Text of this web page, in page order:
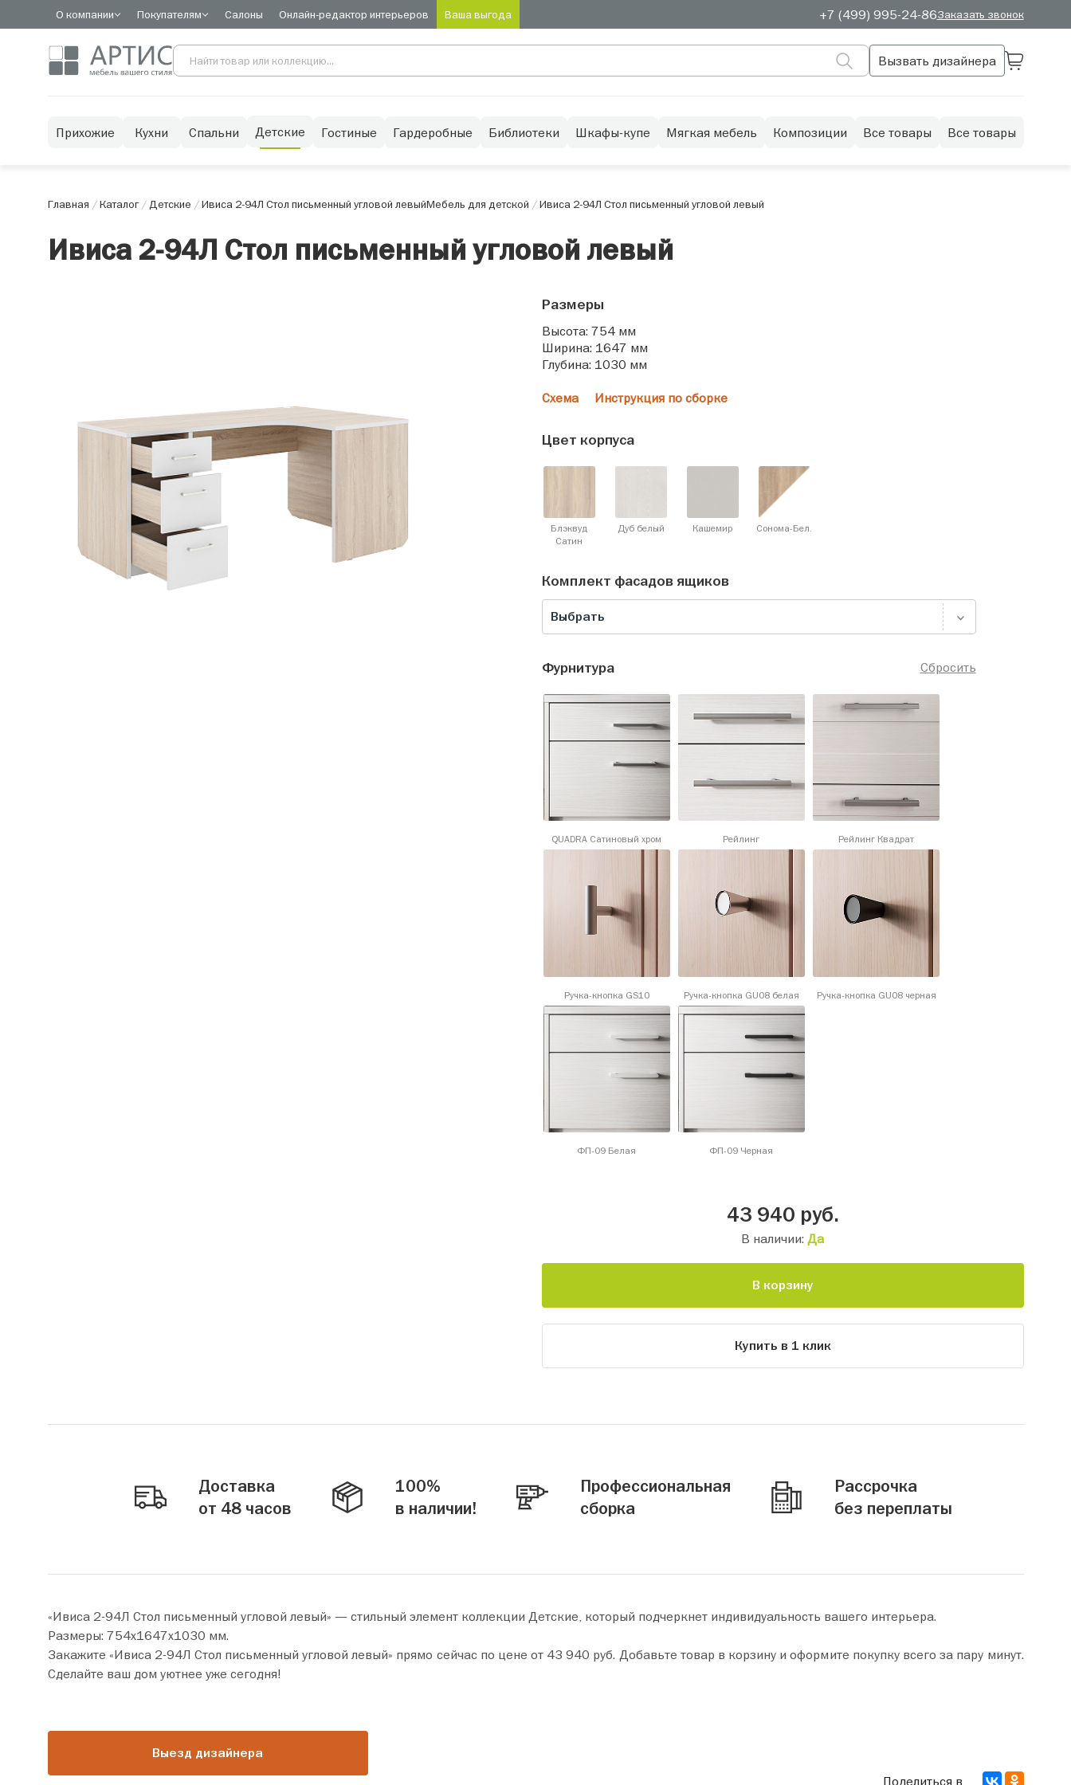
О компании Покупателям Салоны Онлайн-редактор интерьеров Ваша выгода +7 (499) 995-24-86Заказать звонок
Вызвать дизайнера
Прихожие Кухни Спальни Детские Гостиные Гардеробные Библиотеки Шкафы-купе Мягкая мебель Композиции Все товары Все товары
Главная /Каталог/Детские /Ивиса 2-94Л Стол письменный угловой левыйМебель для детской /Ивиса 2-94Л Стол письменный угловой левый
Ивиса 2-94Л Стол письменный угловой левый
Размеры
Высота: 754 мм
Ширина: 1647 мм
Глубина: 1030 мм
Схема Инструкция по сборке
Цвет корпуса
Блэквуд
Cатин
Дуб белый Кашемир Сонома-Бел.
Комплект фасадов ящиков
Выбрать
Сбросить
Фурнитура
QUADRA Сатиновый хром Рейлинг Рейлинг Квадрат
Ручка-кнопка GS10 Ручка-кнопка GU08 белая Ручка-кнопка GU08 черная
ФП-09 Белая ФП-09 Черная
43 940 руб.
В наличии: Да
В корзину
Купить в 1 клик
Доставка
от 48 часов
100%
в наличии!
Профессиональная
сборка
Рассрочка
без переплаты
«Ивиса 2-94Л Стол письменный угловой левый» — стильный элемент коллекции Детские, который подчеркнет индивидуальность вашего интерьера.
Размеры: 754х1647х1030 мм.
Закажите «Ивиса 2-94Л Стол письменный угловой левый» прямо сейчас по цене от 43 940 руб. Добавьте товар в корзину и оформите покупку всего за пару минут.
Сделайте ваш дом уютнее уже сегодня!
Выезд дизайнера
Поделиться в